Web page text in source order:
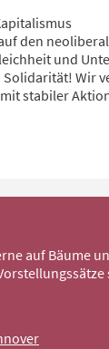
den
und
Wir
stabiler
auf Bäume